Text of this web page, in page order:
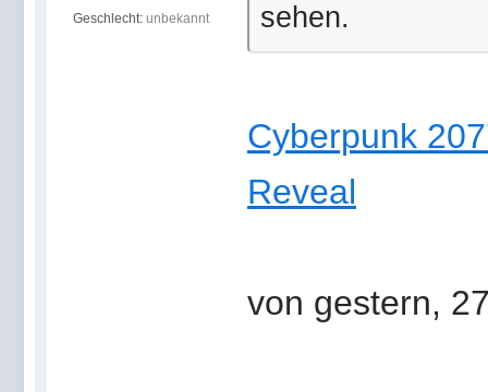
Geschlecht: unbekannt
sehen.
Cyberpunk
Reveal
von gestern,